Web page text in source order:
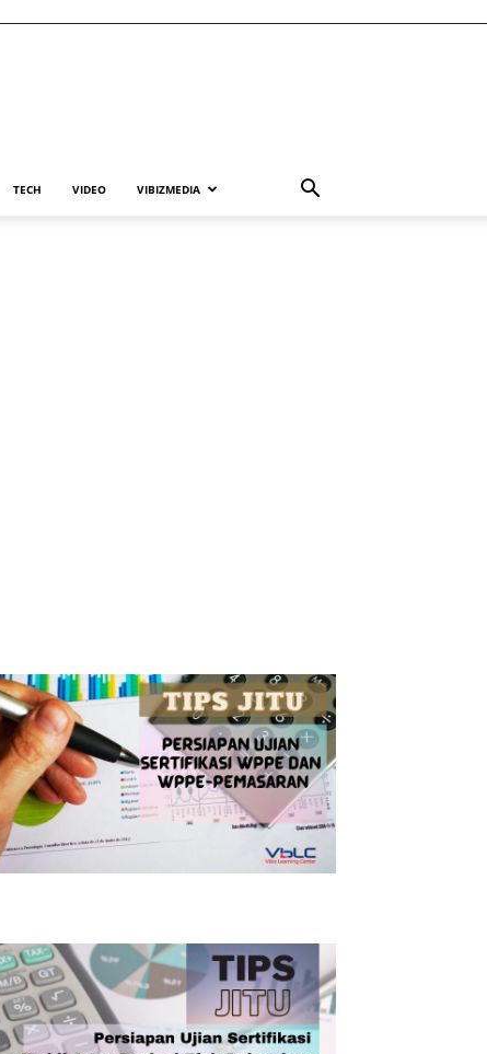
TECH VIDEO VIBIZMEDIA